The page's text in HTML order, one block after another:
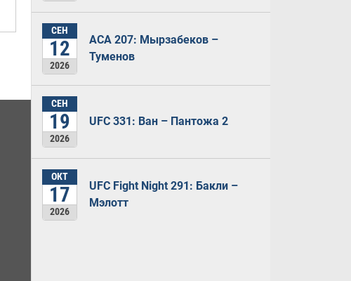
СЕН
12
2026
ACA 207: Мырзабеков –
Туменов
СЕН
19
2026
UFC 331: Ван – Пантожа 2
ОКТ
17
2026
UFC Fight Night 291: Бакли –
Мэлотт